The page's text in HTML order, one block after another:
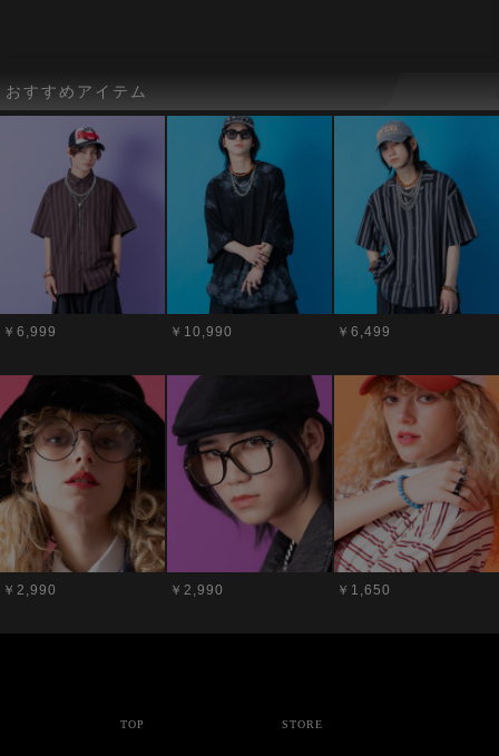
おすすめアイテム
￥6,999 ￥10,990 ￥6,499
￥2,990 ￥2,990 ￥1,650
TOP STORE